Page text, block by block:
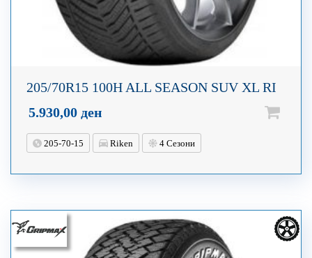
205/70R15 100H ALL SEASON SUV XL RI
5.930,00 ден
205-70-15 Riken 4 Сезони